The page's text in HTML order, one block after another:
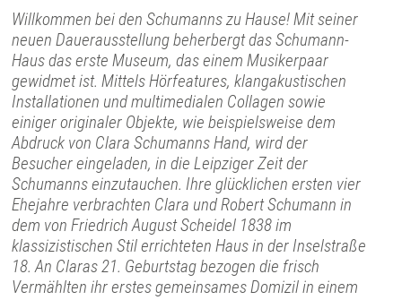
Willkommen bei den Schumanns zu Hause! Mit seiner
neuen Dauerausstellung beherbergt das Schumann-
Haus das erste Museum, das einem Musikerpaar
gewidmet ist. Mittels Hörfeatures, klangakustischen
Installationen und multimedialen Collagen sowie
einiger originaler Objekte, wie beispielsweise dem
Abdruck von Clara Schumanns Hand, wird der
Besucher eingeladen, in die Leipziger Zeit der
Schumanns einzutauchen. Ihre glücklichen ersten vier
Ehejahre verbrachten Clara und Robert Schumann in
dem von Friedrich August Scheidel 1838 im
klassizistischen Stil errichteten Haus in der Inselstraße
18. An Claras 21. Geburtstag bezogen die frisch
Vermählten ihr erstes gemeinsames Domizil in einem